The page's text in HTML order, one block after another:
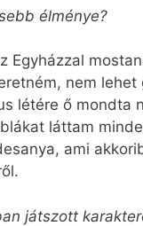
élménye?
Egyházzal
nem
létére ő mondta
láttam
ami
játszott